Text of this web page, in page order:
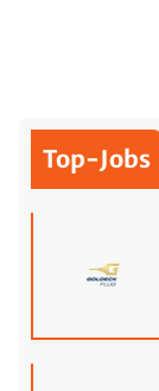
Top-Jobs